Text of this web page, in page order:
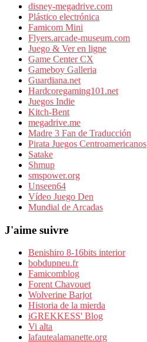
disney-megadrive.com
Plástico electrónica
Famicom Mini
Flyers.arcade-museum.com
Juego & Ver en ligne
Game Center CX
Gameboy Galleria
Guardiana.net
Hardcoregaming101.net
Juegos Indie
Kitch-Bent
megadrive.me
Madre 3 Fan de Traducción
Pirata Juegos Centroamericanos
Satake
Shmup
smspower.org
Unseen64
Vídeo Juego Den
Mundial de Arcadas
J'aime suivre
Benishiro 8-16bits interior
bobdupneu.fr
Famicomblog
Forent Chavouet
Wolverine Barjot
Historia de la mierda
iGREKKESS' Blog
Vi alta
lafautealamanette.org